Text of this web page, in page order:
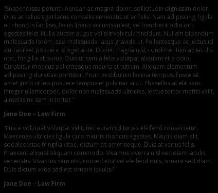
“Suspendisse potenti. Aenean ac magna dolor, sollicitudin dignissim dolor.
Duis ac tellus eget lacus convallis venenatis ut ac felis. Nam adipiscing, ligula
eu rhoncus facilisis, lacus libero accumsan est, vel hendrerit odio orci
egestas felis. Nulla auctor augue vel elit vehicula tincidunt. Nullam bibendum
malesuada lorem, sed malesuada lacus gravida ut. Pellentesque ac lectus id
dui laoreet posuere id eget ante. Donec magna nisl, condimentum ac iaculis
non, fringilla at purus. Duis ut sem a felis volutpat aliquam et a odio.
Curabitur rhoncus pellentesque mauris et rutrum. Aliquam elementum
adipiscing dui vitae porttitor. Proin vestibulum lacinia tempus. Fusce sit
amet justo ut leo posuere tempus et pulvinar arcu. Phasellus at elit sem.
Integer ullamcorper, dolor non malesuada ultricies, lectus tortor mattis velit,
a mollis mi sem in tortor.”
Jane Doe – Law Firm
“Fusce volutpat volutpat velit, nec euismod turpis eleifend consectetur.
Maecenas ultricies ligula quis mauris rhoncus egestas. Mauris diam elit,
sodales vitae fringilla vitae, dictum sit amet neque. Duis at varius felis.
Praesent aliquet aliquam commodo. Vivamus viverra nisl nec diam iaculis
venenatis. Vivamus sem nisi, consectetur vel eleifend quis, ornare sed diam.
Duis dictum eros sed est ornare iaculis.”
Jane Doe – Law Firm